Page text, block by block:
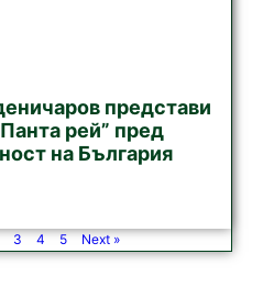
представи
рей” пред
на България
3 4 5 Next »